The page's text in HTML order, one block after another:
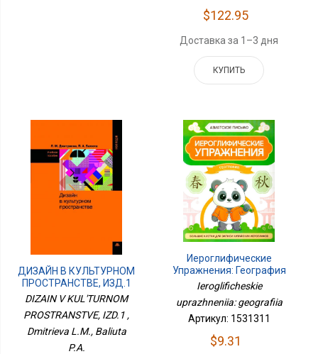
$122.95
Доставка за 1–3 дня
КУПИТЬ
ДИЗАЙН В КУЛЬТУРНОМ
ПРОСТРАНСТВЕ, ИЗД.1
DIZAIN V KUL'TURNOM
PROSTRANSTVE, IZD.1 ,
Dmitrieva L.M., Baliuta
P.A.
Иероглифические
Упражнения: География
Ieroglificheskie
uprazhneniia: geografiia
Артикул: 1531311
$9.31